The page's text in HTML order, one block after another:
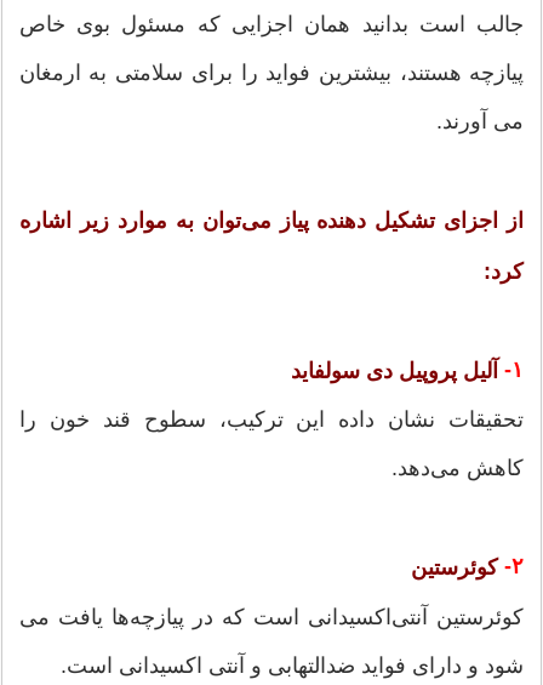
جالب است بدانید همان اجزایی که مسئول بوی خاص
پیازچه هستند، بیشترین فواید را برای سلامتی به ارمغان
می آورند.
از اجزای تشکیل دهنده پیاز می‌توان به موارد زیر اشاره
کرد:
۱-
آلیل پروپیل دی سولفاید
تحقیقات نشان داده این ترکیب، سطوح قند خون را
کاهش می‌دهد.
۲- کوئرستین
کوئرستین آنتی‌اکسیدانی است که در پیازچه‌ها یافت می
شود و دارای فواید ضدالتهابی و آنتی اکسیدانی است.